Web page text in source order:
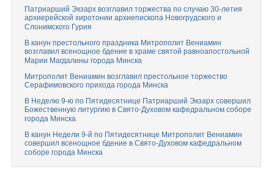
Патриарший Экзарх возглавил торжества по случаю 30-летия
архиерейской хиротонии архиепископа Новогрудского и
Слонимского Гурия
В канун престольного праздника Митрополит Вениамин
возглавил всенощное бдение в храме святой равноапостольной
Марии Магдалины города Минска
Митрополит Вениамин возглавил престольное торжество
Серафимовского прихода города Минска
В Неделю 9-ю по Пятидесятнице Патриарший Экзарх совершил
Божественную литургию в Свято-Духовом кафедральном соборе
города Минска
В канун Недели 9-й по Пятидесятнице Митрополит Вениамин
совершил всенощное бдение в Свято-Духовом кафедральном
соборе города Минска